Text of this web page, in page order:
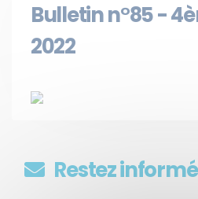
Bulletin n°85 -
2022
Restez